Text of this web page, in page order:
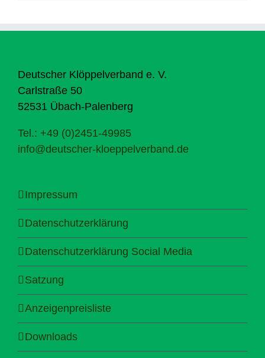
Deutscher Klöppelverband e. V.
Carlstraße 50
52531 Übach-Palenberg
Tel.: +49 (0)2451-49985
info@deutscher-kloeppelverband.de
Impressum
Datenschutzerklärung
Datenschutzerklärung Social Media
Satzung
Anzeigenpreisliste
Downloads